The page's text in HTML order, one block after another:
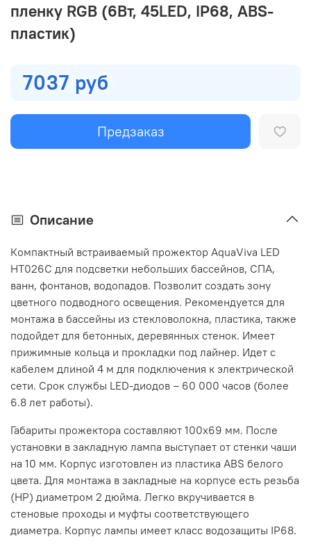
пленку RGB (6Вт, 45LED, IP68, ABS-
пластик)
7037 руб
Предзаказ
Описание
Компактный встраиваемый прожектор AquaViva LED
HT026C для подсветки небольших бассейнов, СПА,
ванн, фонтанов, водопадов. Позволит создать зону
цветного подводного освещения. Рекомендуется для
монтажа в бассейны из стекловолокна, пластика, также
подойдет для бетонных, деревянных стенок. Имеет
прижимные кольца и прокладки под лайнер. Идет с
кабелем длиной 4 м для подключения к электрической
сети. Срок службы LED-диодов – 60 000 часов (более
6.8 лет работы).
Габариты прожектора составляют 100x69 мм. После
установки в закладную лампа выступает от стенки чаши
на 10 мм. Корпус изготовлен из пластика ABS белого
цвета. Для монтажа в закладные на корпусе есть резьба
(НР) диаметром 2 дюйма. Легко вкручивается в
стеновые проходы и муфты соответствующего
диаметра. Корпус лампы имеет класс водозащиты IP68.